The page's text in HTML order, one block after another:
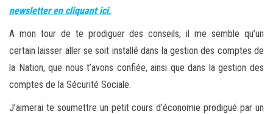
newsletter en cliquant ici.
A mon tour de te prodiguer des conseils, il me semble qu’un
certain laisser aller se soit installé dans la gestion des comptes de
la Nation, que nous t’avons confiée, ainsi que dans la gestion des
comptes de la Sécurité Sociale.
J’aimerai te soumettre un petit cours d’économie prodigué par un